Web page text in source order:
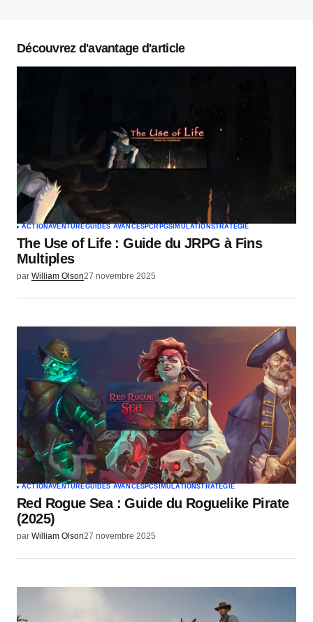
Commentaire*
Votre e-mail
Envoyer un commentaire
Découvrez d'avantage d'article
ACTIONAVENTUREGUIDES AVANCÉS PC RPGSIMULATION STRATÉGIE
The Use of Life : Guide du JRPG à Fins
Multiples
par William Olson27 novembre 2025
ACTIONAVENTUREGUIDES AVANCÉS PCSIMULATIONSTRATÉGIE
Red Rogue Sea : Guide du Roguelike Pirate
(2025)
par William Olson27 novembre 2025